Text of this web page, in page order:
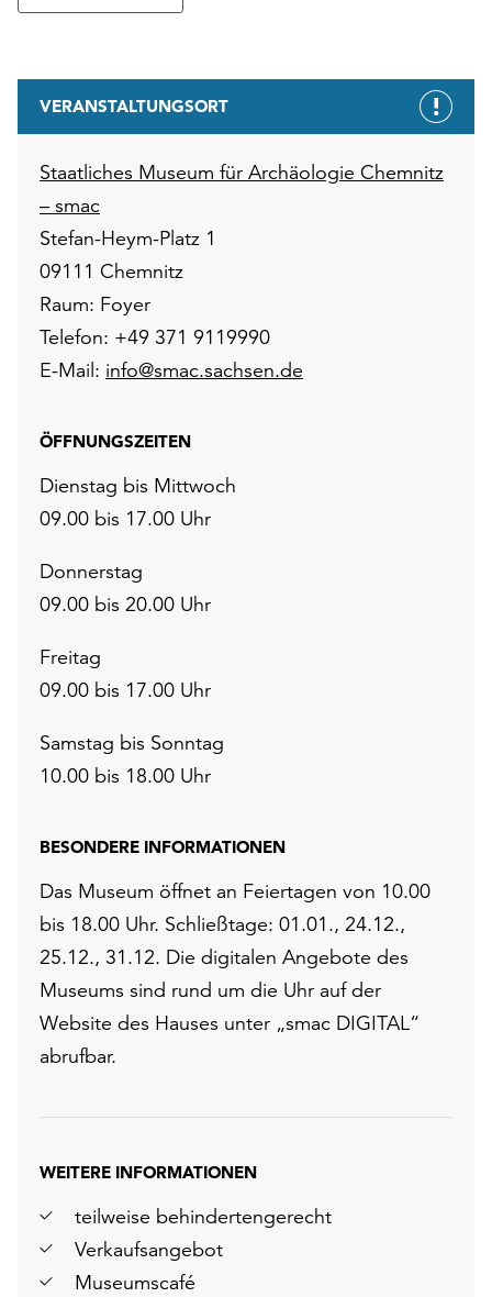
VERANSTALTUNGSORT
Staatliches Museum für Archäologie Chemnitz
– smac
Stefan-Heym-Platz 1
09111 Chemnitz
Raum: Foyer
Telefon: +49 371 9119990
E-Mail: info@smac.sachsen.de
ÖFFNUNGSZEITEN
Dienstag bis Mittwoch
09.00 bis 17.00 Uhr
Donnerstag
09.00 bis 20.00 Uhr
Freitag
09.00 bis 17.00 Uhr
Samstag bis Sonntag
10.00 bis 18.00 Uhr
BESONDERE INFORMATIONEN
Das Museum öffnet an Feiertagen von 10.00
bis 18.00 Uhr. Schließtage: 01.01., 24.12.,
25.12., 31.12. Die digitalen Angebote des
Museums sind rund um die Uhr auf der
Website des Hauses unter „smac DIGITAL“
abrufbar.
WEITERE INFORMATIONEN
teilweise behindertengerecht
Verkaufsangebot
Museumscafé